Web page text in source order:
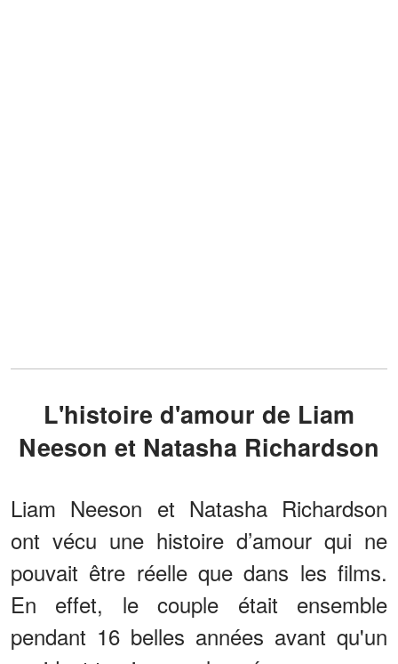
L'histoire d'amour de Liam
Neeson et Natasha Richardson
Liam Neeson et Natasha Richardson
ont vécu une histoire d’amour qui ne
pouvait être réelle que dans les films.
En effet, le couple était ensemble
pendant 16 belles années avant qu'un